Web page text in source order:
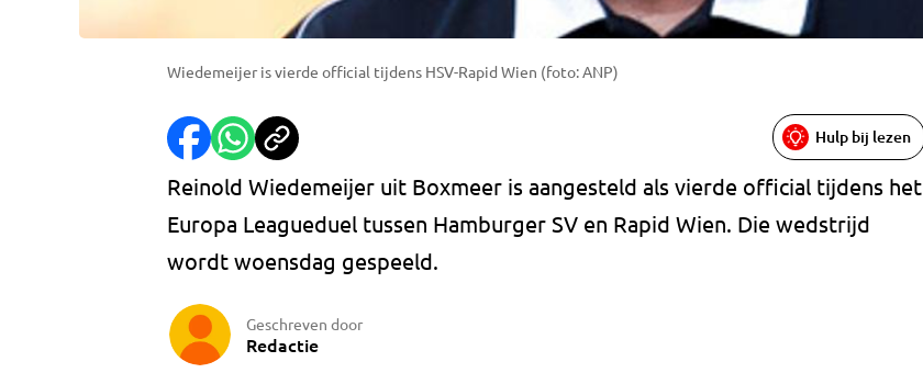
Wiedemeijer is vierde official tijdens HSV-Rapid Wien (foto: ANP)
Hulp bij lezen
Reinold Wiedemeijer uit Boxmeer is aangesteld als vierde official tijdens het
Europa Leagueduel tussen Hamburger SV en Rapid Wien. Die wedstrijd
wordt woensdag gespeeld.
Geschreven door
Redactie